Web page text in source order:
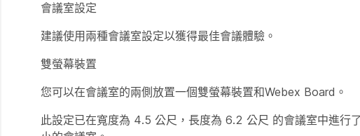
會議室設定
建議使用兩種會議室設定以獲得最佳會議體驗。
雙螢幕裝置
您可以在會議室的兩側放置一個雙螢幕裝置和Webex Board。
此設定已在寬度為 4.5 公尺，長度為 6.2 公尺 的會議室中進行